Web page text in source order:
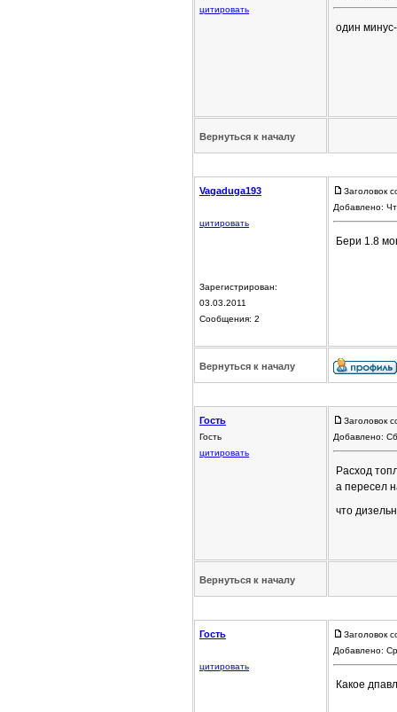
цитировать
один
Вернуться к началу
Vagaduga193
цитировать
Зарегистрирован:
03.03.2011
Сообщения: 2
Заголовок
Добавлено:
Бери 1.8
Вернуться к началу
Гость
Гость
цитировать
Заголовок
Добавлено:
Расход
а пересел
что
Вернуться к началу
Гость
цитировать
Заголовок
Добавлено:
Какое